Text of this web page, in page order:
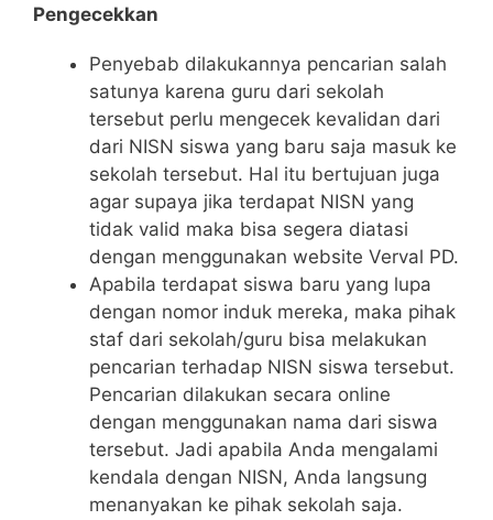
Pengecekkan
Penyebab dilakukannya pencarian salah
satunya karena guru dari sekolah
tersebut perlu mengecek kevalidan dari
dari NISN siswa yang baru saja masuk ke
sekolah tersebut. Hal itu bertujuan juga
agar supaya jika terdapat NISN yang
tidak valid maka bisa segera diatasi
dengan menggunakan website Verval PD.
Apabila terdapat siswa baru yang lupa
dengan nomor induk mereka, maka pihak
staf dari sekolah/guru bisa melakukan
pencarian terhadap NISN siswa tersebut.
Pencarian dilakukan secara online
dengan menggunakan nama dari siswa
tersebut. Jadi apabila Anda mengalami
kendala dengan NISN, Anda langsung
menanyakan ke pihak sekolah saja.